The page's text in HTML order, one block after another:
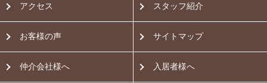
アクセス スタッフ紹介
お客様の声 サイトマップ
仲介会社様へ 入居者様へ